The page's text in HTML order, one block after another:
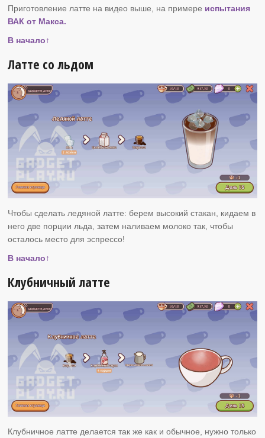
Приготовление латте на видео выше, на примере испытания
ВАК от Макса.
В начало↑
Латте со льдом
Чтобы сделать ледяной латте: берем высокий стакан, кидаем в
него две порции льда, затем наливаем молоко так, чтобы
осталось место для эспрессо!
В начало↑
Клубничный латте
Клубничное латте делается так же как и обычное, нужно только